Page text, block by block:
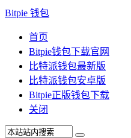
Bitpie 钱包
首页
Bitpie钱包下载官网
比特派钱包最新版
比特派钱包安卓版
Bitpie正版钱包下载
关闭